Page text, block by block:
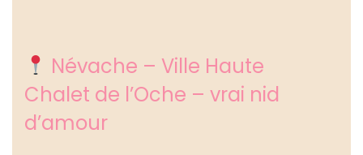
Névache – Ville Haute
Chalet de l’Oche – vrai nid
d’amour